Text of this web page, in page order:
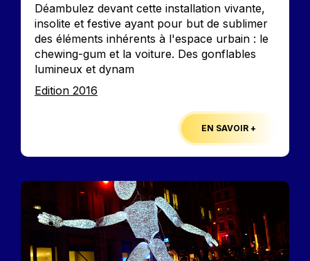
Déambulez devant cette installation vivante,
insolite et festive ayant pour but de sublimer
des éléments inhérents à l'espace urbain : le
chewing-gum et la voiture. Des gonflables
lumineux et dynam
Edition
Edition 2016
EN SAVOIR +
Image